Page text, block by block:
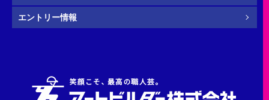
任意 その他・お問い合わせ内容
エントリー情報